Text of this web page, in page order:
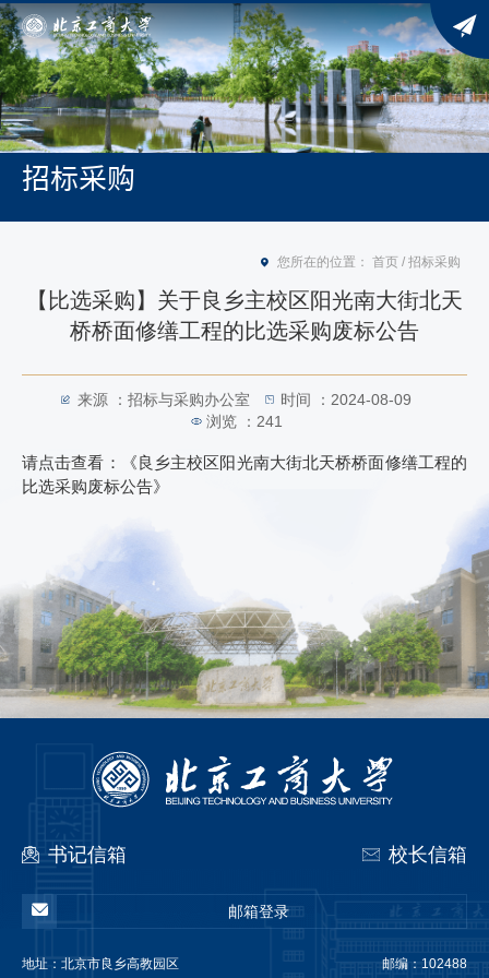
招标采购
您所在的位置： 首页 / 招标采购
【比选采购】关于良乡主校区阳光南大街北天
桥桥面修缮工程的比选采购废标公告
来源 ：招标与采购办公室
时间 ：2024-08-09
浏览 ： 241
请点击查看：
《良乡主校区阳光南大街北天桥桥面修缮工程的
比选采购废标公告》
书记信箱 校长信箱
邮箱登录
地址： 北京市良乡高教园区 邮编：102488